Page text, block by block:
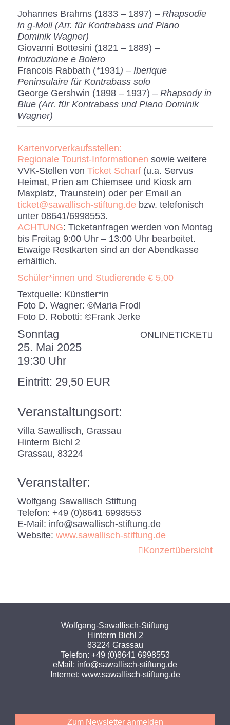
Johannes Brahms (1833 – 1897) – Rhapsodie
in g-Moll (Arr. für Kontrabass und Piano
Dominik Wagner)
Giovanni Bottesini (1821 – 1889) –
Introduzione e Bolero
Francois Rabbath (*1931) – Iberique
Peninsulaire für Kontrabass solo
George Gershwin (1898 – 1937) – Rhapsody in
Blue (Arr. für Kontrabass und Piano Dominik
Wagner)
Kartenvorverkaufsstellen:
Regionale Tourist-Informationen sowie weitere
VVK-Stellen von Ticket Scharf (u.a. Servus
Heimat, Prien am Chiemsee und Kiosk am
Maxplatz, Traunstein) oder per Email an
ticket@sawallisch-stiftung.debzw. telefonisch
unter 08641/6998553.
ACHTUNG: Ticketanfragen werden von Montag
bis Freitag 9:00 Uhr – 13:00 Uhr bearbeitet.
Etwaige Restkarten sind an der Abendkasse
erhältlich.
Schüler*innen und Studierende € 5,00
Textquelle: Künstler*in
Foto D. Wagner: ©Maria Frodl
Foto D. Robotti: ©Frank Jerke
ONLINETICKET
Sonntag
25. Mai 2025
19:30 Uhr
Eintritt: 29,50 EUR
Veranstaltungsort:
Villa Sawallisch, Grassau
Hinterm Bichl 2
Grassau, 83224
Veranstalter:
Wolfgang Sawallisch Stiftung
Telefon: +49 (0)8641 6998553
E-Mail: info@sawallisch-stiftung.de
Website: www.sawallisch-stiftung.de
Konzertübersicht
Wolfgang-Sawallisch-Stiftung
Hinterm Bichl 2
83224 Grassau
Telefon: +49 (0)8641 6998553
eMail: info@sawallisch-stiftung.de
Internet: www.sawallisch-stiftung.de
Zum Newsletter anmelden